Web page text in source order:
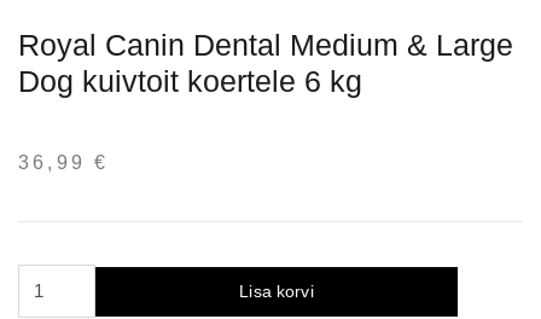
Royal Canin Dental Medium & Large
Dog kuivtoit koertele 6 kg
36,99€
Lisa korvi